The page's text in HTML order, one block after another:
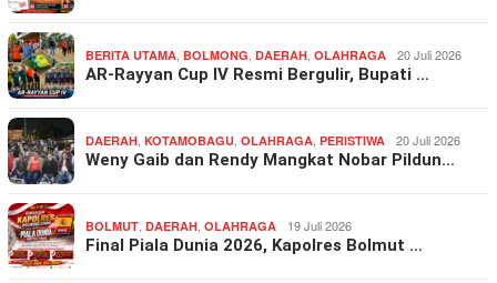
BERITA UTAMA BOLMONG DAERAH OLAHRAGA 20 Juli 2026
AR-Rayyan Cup IV Resmi Bergulir, Bupati …
DAERAH KOTAMOBAGU OLAHRAGA PERISTIWA 20 Juli 2026
Weny Gaib dan Rendy Mangkat Nobar Pildun…
BOLMUT DAERAH OLAHRAGA 19 Juli 2026
Final Piala Dunia 2026, Kapolres Bolmut …